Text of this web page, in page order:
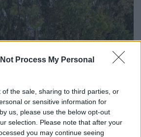
Process My Personal
of the sale, sharing to third parties, or
or sensitive information for
us, please use the below opt-out
selection. Please note that after your
you may continue seeing